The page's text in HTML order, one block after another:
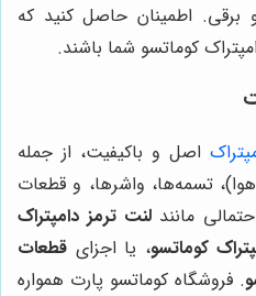
اطمینان حاصل کنید که
کوماتسو شما باشند.
اصل و باکیفیت، از جمله
تسمه‌ها، واشرها، و قطعات
مانند لنت ترمز دامپتراک
کوماتسو، یا اجزای قطعات
. فروشگاه کوماتسو پارت همواره